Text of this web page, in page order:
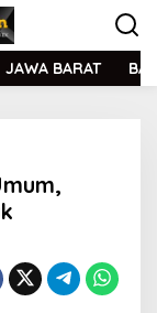
JAWA BARAT